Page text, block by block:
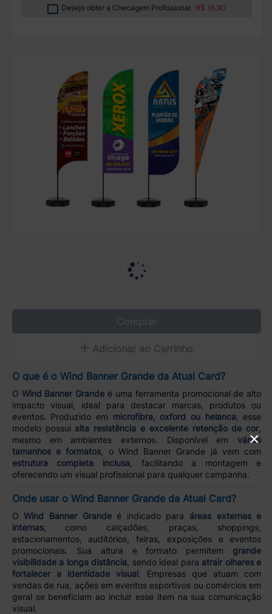
Desejo obter a Checagem Profissional R$ 16,90
Comprar
Adicionar ao Carrinho
O que é o Wind Banner Grande da Atual Card?
O Wind Banner Grande é uma ferramenta promocional de alto
impacto visual, ideal para destacar marcas, produtos ou
eventos. Produzido em microfibra, oxford ou helanca, esse
modelo possui alta resistência e excelente retenção de cor,
mesmo em ambientes externos. Disponível emvários
tamanhos e formatos , o Wind Banner Grande já vem com
estrutura completa inclusa, facilitando a montagem e
oferecendo um visual profissional para qualquer campanha.
Onde usar o Wind Banner Grande da Atual Card?
OWind Banner Grandeé indicado para áreas externas e
internas, como calçadões, praças, shoppings,
estacionamentos, auditórios, feiras, exposições e eventos
promocionais. Sua altura e formato permitem grande
visibilidade a longa distância , sendo ideal para atrair olhares e
fortalecer a identidade visual. Empresas que atuam com
vendas de rua, ações em eventos esportivos ou comércios em
geral se beneficiam ao incluir esse item na sua comunicação
visual.
×